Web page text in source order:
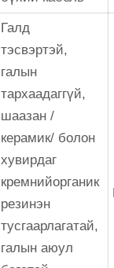
Галд
тэсвэртэй,
галын
тархаадаггүй,
шаазан /
керамик/ болон
хувирдаг
кремнийорганик
резинэн
тусгаарлагатай,
галын аюул